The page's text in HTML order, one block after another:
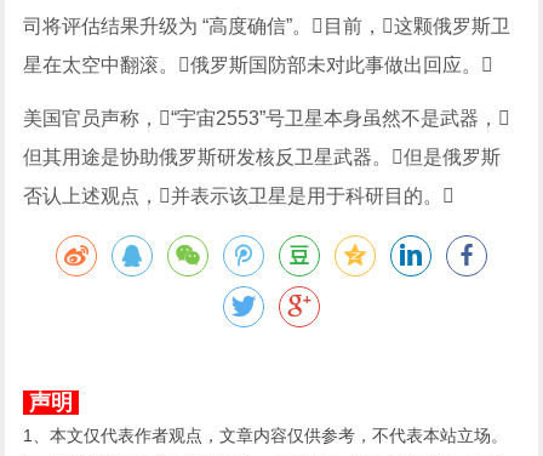
司将评估结果升级为 “高度确信”。目前，这颗俄罗斯卫
星在太空中翻滚。俄罗斯国防部未对此事做出回应。
美国官员声称，“宇宙2553”号卫星本身虽然不是武器，
但其用途是协助俄罗斯研发核反卫星武器。但是俄罗斯
否认上述观点，并表示该卫星是用于科研目的。
声明
1、本文仅代表作者观点，文章内容仅供参考，不代表本站立场。